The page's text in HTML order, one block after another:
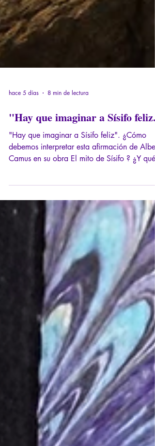
hace 5 días 8 min de lectura
"Hay que imaginar a Sísifo feliz."
"Hay que imaginar a Sísifo feliz". ¿Cómo
Camus en su obra El mito de Sísifo ? ¿Y qué
tiene de reprochable? Este es el pequeño
paseo filosófico al que los invito en este
Unicornio n.° 41.